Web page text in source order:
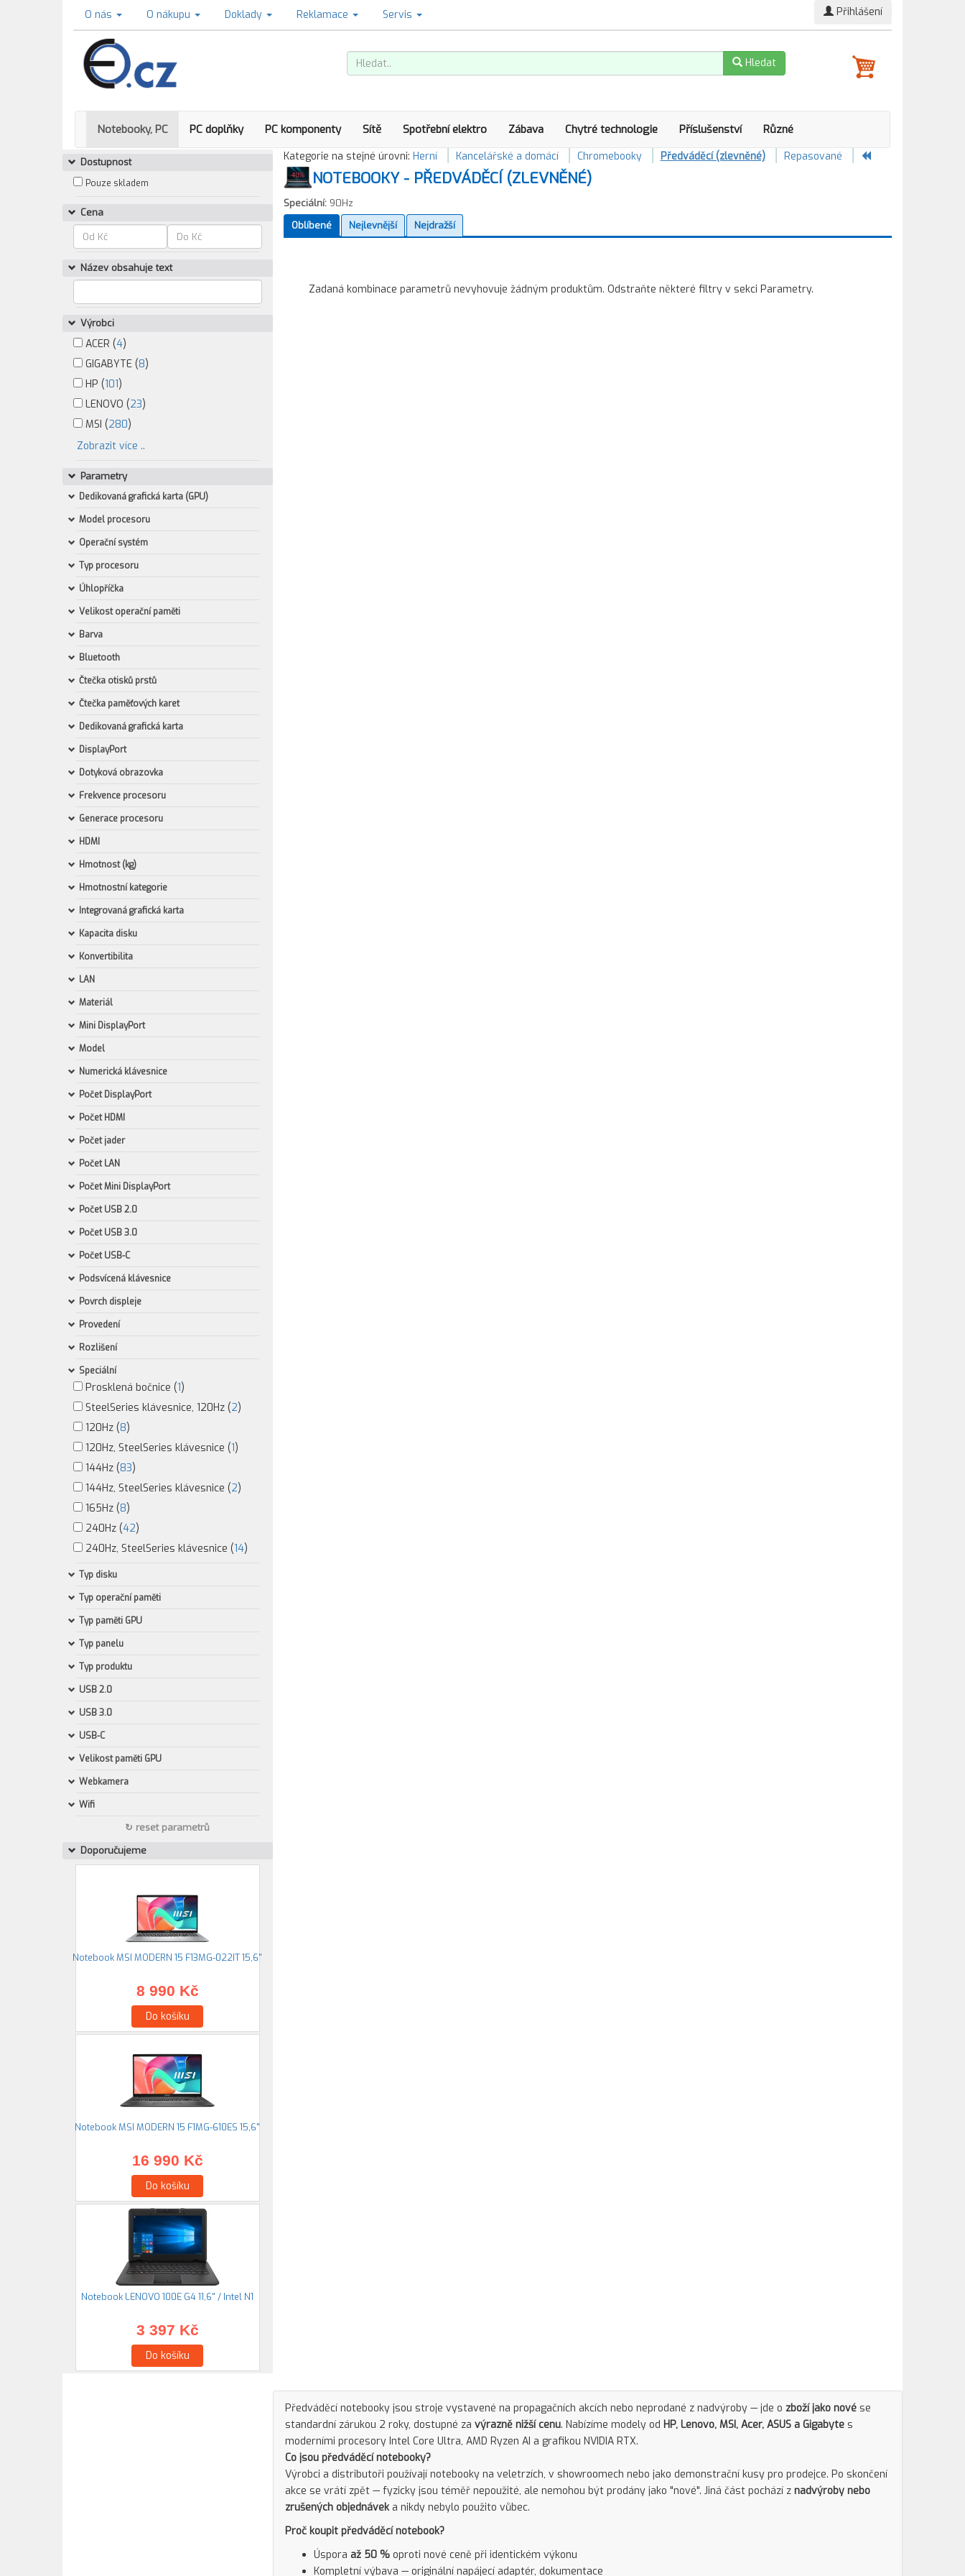
O nás O nákupu Doklady Reklamace Servis Přihlášení
Hledat
Notebooky, PC PC doplňky PC komponenty Sítě Spotřební elektro Zábava Chytré technologie Příslušenství Různé
Dostupnost
Pouze skladem
Cena
Název obsahuje text
Výrobci
ACER (4)
GIGABYTE (8)
HP (101)
LENOVO (23)
MSI (280)
Zobrazit více ..
Parametry
Dedikovaná grafická karta (GPU)
Model procesoru
Operační systém
Typ procesoru
Úhlopříčka
Velikost operační paměti
Barva
Bluetooth
Čtečka otisků prstů
Čtečka paměťových karet
Dedikovaná grafická karta
DisplayPort
Dotyková obrazovka
Frekvence procesoru
Generace procesoru
HDMI
Hmotnost (kg)
Hmotnostní kategorie
Integrovaná grafická karta
Kapacita disku
Konvertibilita
LAN
Materiál
Mini DisplayPort
Model
Numerická klávesnice
Počet DisplayPort
Počet HDMI
Počet jader
Počet LAN
Počet Mini DisplayPort
Počet USB 2.0
Počet USB 3.0
Počet USB-C
Podsvícená klávesnice
Povrch displeje
Provedení
Rozlišení
Speciální
Prosklená bočnice (1)
SteelSeries klávesnice, 120Hz (2)
120Hz (8)
120Hz, SteelSeries klávesnice (1)
144Hz (83)
144Hz, SteelSeries klávesnice (2)
165Hz (8)
240Hz (42)
240Hz, SteelSeries klávesnice (14)
Typ disku
Typ operační paměti
Typ paměti GPU
Typ panelu
Typ produktu
USB 2.0
USB 3.0
USB-C
Velikost paměti GPU
Webkamera
Wifi
↻ reset parametrů
Doporučujeme
Notebook MSI MODERN 15 F13MG-022IT 15,6"
8 990 Kč
Do košíku
Notebook MSI MODERN 15 F1MG-610ES 15,6"
16 990 Kč
Do košíku
Notebook LENOVO 100E G4 11,6" / Intel N1
3 397 Kč
Do košíku
Kategorie na stejné úrovni: Herní Kancelářské a domácí Chromebooky Předváděcí (zlevněné) Repasované
NOTEBOOKY - PŘEDVÁDĚCÍ (ZLEVNĚNÉ)
Speciální:90Hz
Oblíbené
Nejlevnější Nejdražší
Zadaná kombinace parametrů nevyhovuje žádným produktům. Odstraňte některé filtry v sekci Parametry.
Předváděcí notebooky jsou stroje vystavené na propagačních akcích nebo neprodané z nadvýroby — jde o zboží jako novése
standardní zárukou 2 roky, dostupné za výrazně nižší cenu. Nabízíme modely od HP, Lenovo, MSI, Acer, ASUS a Gigabytes
moderními procesory Intel Core Ultra, AMD Ryzen AI a grafikou NVIDIA RTX.
Co jsou předváděcí notebooky?
Výrobci a distributoři používají notebooky na veletrzích, v showroomech nebo jako demonstrační kusy pro prodejce. Po skončení
akce se vrátí zpět — fyzicky jsou téměř nepoužité, ale nemohou být prodány jako "nové". Jiná část pochází z nadvýroby nebo
zrušených objednáveka nikdy nebylo použito vůbec.
Proč koupit předváděcí notebook?
Úspora až 50 %oproti nové ceně při identickém výkonu
Kompletní výbava — originální napájecí adaptér, dokumentace